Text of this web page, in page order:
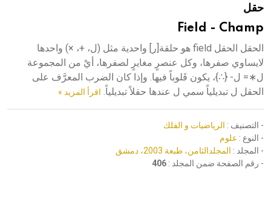
حقل
Field - Champ
الحقل الحقل field هو حلقة[ر] واحدية مثل (ل، +، ×) واحدها
لايساوي صفرها، وكل عنصرٍ مغايرٍ لصفرها، أيْ من المجموعة
ل∗= ل- {∴}، يكون قَلوباً فيها. وإذا كان الضرب المعرَّف على
الحقل ل تبديلياً سمي ل عندها حقلاً تبديلياً. اقرأ المزيد »
- التصنيف : الرياضيات و الفلك
- النوع : علوم
- المجلد : المجلدالثامن، طبعة 2003، دمشق
- رقم الصفحة ضمن المجلد : 406